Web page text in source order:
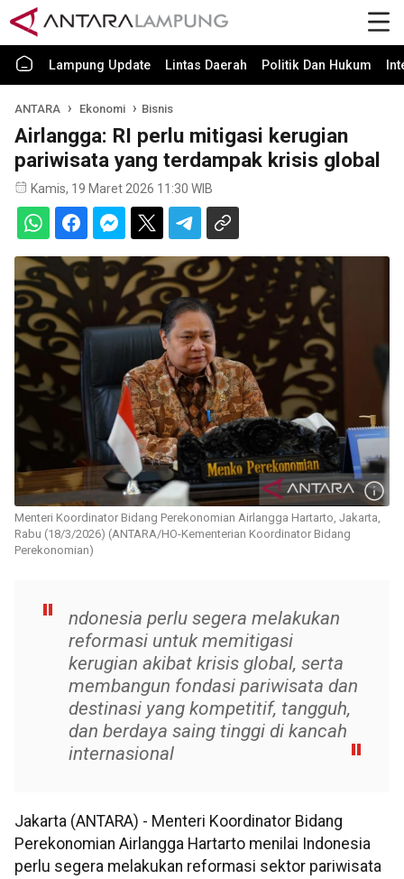
Lampung Update Lintas Daerah Politik Dan Hukum
ANTARA Ekonomi Bisnis
Airlangga: RI perlu mitigasi kerugian
pariwisata yang terdampak krisis global
Kamis, 19 Maret 2026 11:30 WIB
Menteri Koordinator Bidang Perekonomian Airlangga Hartarto, Jakarta,
Rabu (18/3/2026) (ANTARA/HO-Kementerian Koordinator Bidang
Perekonomian)
ndonesia perlu segera melakukan
reformasi untuk memitigasi
kerugian akibat krisis global, serta
membangun fondasi pariwisata dan
destinasi yang kompetitif, tangguh,
dan berdaya saing tinggi di kancah
internasional
Jakarta (ANTARA) - Menteri Koordinator Bidang
Perekonomian Airlangga Hartarto menilai Indonesia
perlu segera melakukan reformasi sektor pariwisata